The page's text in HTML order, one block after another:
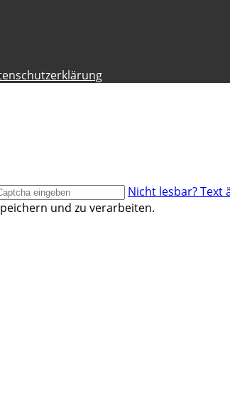
Nicht lesbar? Text
und zu verarbeiten.